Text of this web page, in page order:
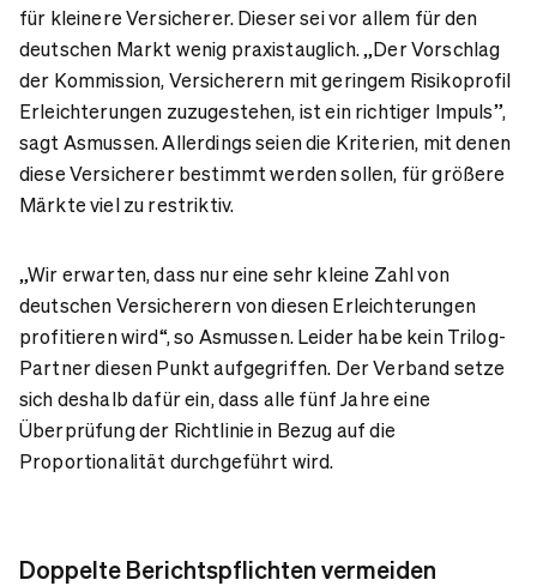
für kleinere Versicherer. Dieser sei vor allem für den
deutschen Markt wenig praxistauglich. „Der Vorschlag
der Kommission, Versicherern mit geringem Risikoprofil
Erleichterungen zuzugestehen, ist ein richtiger Impuls”,
sagt Asmussen. Allerdings seien die Kriterien, mit denen
diese Versicherer bestimmt werden sollen, für größere
Märkte viel zu restriktiv.
„Wir erwarten, dass nur eine sehr kleine Zahl von
deutschen Versicherern von diesen Erleichterungen
profitieren wird“, so Asmussen. Leider habe kein Trilog-
Partner diesen Punkt aufgegriffen. Der Verband setze
sich deshalb dafür ein, dass alle fünf Jahre eine
Überprüfung der Richtlinie in Bezug auf die
Proportionalität durchgeführt wird.
Doppelte Berichtspflichten vermeiden